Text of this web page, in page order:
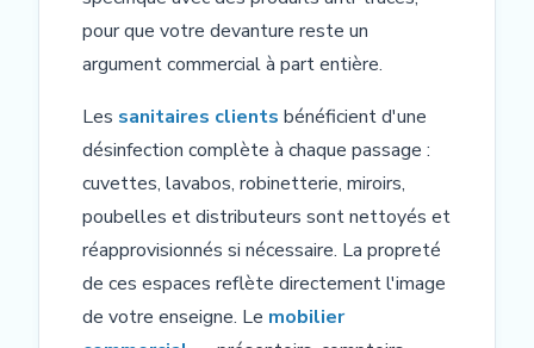
pour que votre devanture reste un
argument commercial à part entière.
Les sanitaires clients bénéficient d'une
désinfection complète à chaque passage :
cuvettes, lavabos, robinetterie, miroirs,
poubelles et distributeurs sont nettoyés et
réapprovisionnés si nécessaire. La propreté
de ces espaces reflète directement l'image
de votre enseigne. Le mobilier